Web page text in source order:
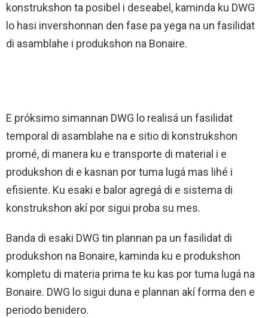
konstrukshon ta posibel i deseabel, kaminda ku DWG
lo hasi invershonnan den fase pa yega na un fasilidat
di asamblahe i produkshon na Bonaire.
E próksimo simannan DWG lo realisá un fasilidat
temporal di asamblahe na e sitio di konstrukshon
promé, di manera ku e transporte di material i e
produkshon di e kasnan por tuma lugá mas lihé i
efisiente. Ku esaki e balor agregá di e sistema di
konstrukshon akí por sigui proba su mes.
Banda di esaki DWG tin plannan pa un fasilidat di
produkshon na Bonaire, kaminda ku e produkshon
kompletu di materia prima te ku kas por tuma lugá na
Bonaire. DWG lo sigui duna e plannan akí forma den e
periodo benidero.